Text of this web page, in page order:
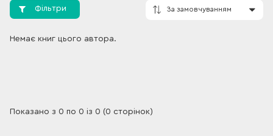
Фільтри
Немає книг цього автора.
Показано з 0 по 0 із 0 (0 сторінок)